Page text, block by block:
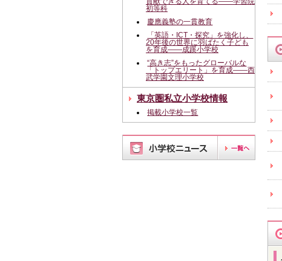
初等科
慶應義塾の一貫教育
「英語・ICT・探究」を強化し、
20年後の世界に羽ばたく子ども
を育成――成蹊小学校
“高き志”をもったグローバルな
「トップエリート」を育成――西
武学園文理小学校
東京圏私立小学校情報
掲載小学校一覧